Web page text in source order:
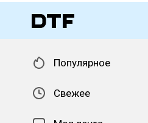
Популярное
Свежее